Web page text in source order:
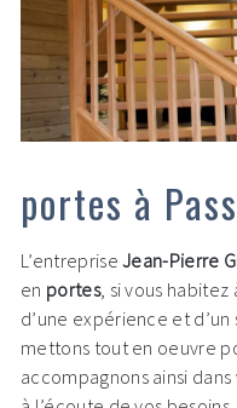
portes à
L’entrepriseJean-Pierre
en portes, si vous habitez
d’une expérience et
mettons tout en oeuvre
accompagnons ainsi